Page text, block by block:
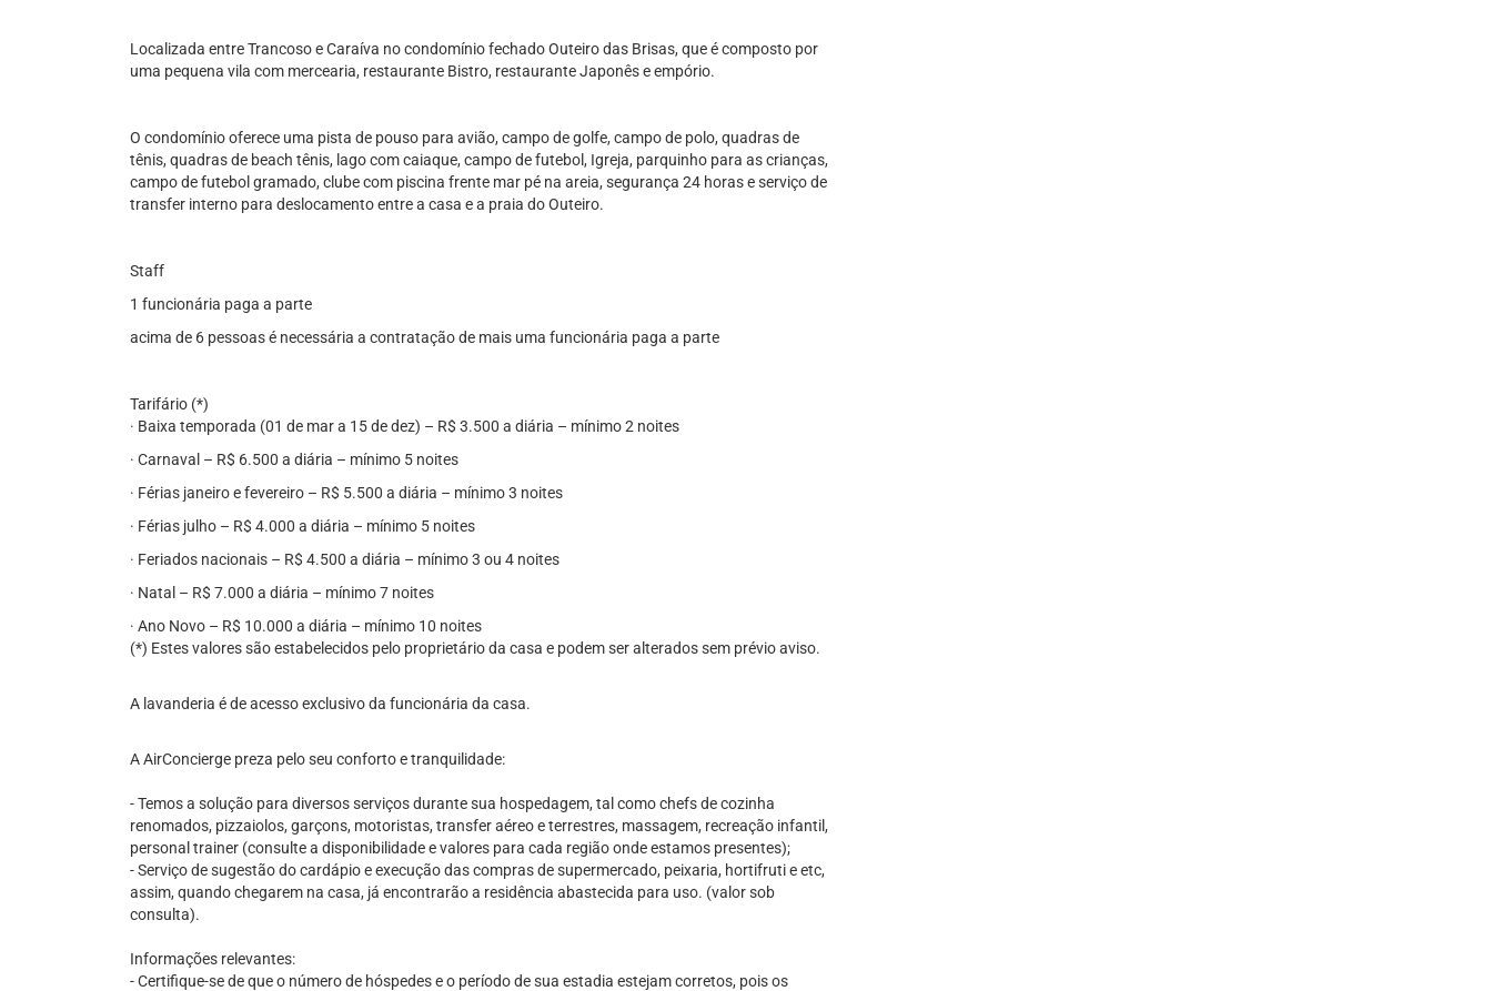
Localizada entre Trancoso e Caraíva no condomínio fechado Outeiro das Brisas, que é composto por
uma pequena vila com mercearia, restaurante Bistro, restaurante Japonês e empório.
O condomínio oferece uma pista de pouso para avião, campo de golfe, campo de polo, quadras de
tênis, quadras de beach tênis, lago com caiaque, campo de futebol, Igreja, parquinho para as crianças,
campo de futebol gramado, clube com piscina frente mar pé na areia, segurança 24 horas e serviço de
transfer interno para deslocamento entre a casa e a praia do Outeiro.
Staff
1 funcionária paga a parte
acima de 6 pessoas é necessária a contratação de mais uma funcionária paga a parte
Tarifário (*)
· Baixa temporada (01 de mar a 15 de dez) – R$ 3.500 a diária – mínimo 2 noites
· Carnaval – R$ 6.500 a diária – mínimo 5 noites
· Férias janeiro e fevereiro – R$ 5.500 a diária – mínimo 3 noites
· Férias julho – R$ 4.000 a diária – mínimo 5 noites
· Feriados nacionais – R$ 4.500 a diária – mínimo 3 ou 4 noites
· Natal – R$ 7.000 a diária – mínimo 7 noites
· Ano Novo – R$ 10.000 a diária – mínimo 10 noites
(*) Estes valores são estabelecidos pelo proprietário da casa e podem ser alterados sem prévio aviso.
A lavanderia é de acesso exclusivo da funcionária da casa.
A AirConcierge preza pelo seu conforto e tranquilidade:
- Temos a solução para diversos serviços durante sua hospedagem, tal como chefs de cozinha
renomados, pizzaiolos, garçons, motoristas, transfer aéreo e terrestres, massagem, recreação infantil,
personal trainer (consulte a disponibilidade e valores para cada região onde estamos presentes);
- Serviço de sugestão do cardápio e execução das compras de supermercado, peixaria, hortifruti e etc,
assim, quando chegarem na casa, já encontrarão a residência abastecida para uso. (valor sob
consulta).
Informações relevantes:
- Certifique-se de que o número de hóspedes e o período de sua estadia estejam corretos, pois os